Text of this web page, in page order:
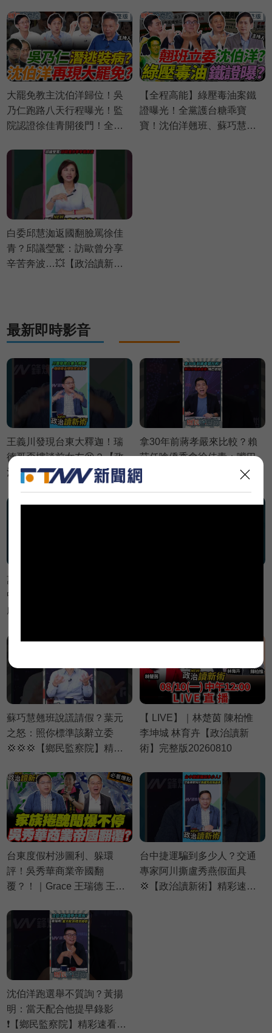
新術】必看爆點⚡20260803
絲嗜血出征｜Grace 王瑞德
王義川 黃瓊慧【政治讀新
術】完整版20260806
大罷免教主沈伯洋歸位！吳
乃仁跑路八天行程曝光！監
院認證徐佳青開後門！全黨
｜謝寒冰 葉元之 羅旺哲 侯漢
廷【鄉民監察院】完整版
20260805
【全程高能】綠壓毒油案鐵
證曝光！全黨護台糖乖寶
寶！沈伯洋翹班、蘇巧慧不
白委邱慧洳返國翻臉罵徐佳
青？邱議瑩驚：訪歐曾分享
辛苦奔波…💥【政治讀新
最新即時影音
王義川發現台東大釋迦！瑞
德哥歪樓談前女友😆？【政
治讀新術】精彩速看
拿30年前蔣孝嚴來比較？賴
苡任嗆僑委會徐佳青：嘴巴
很賤💢💢💢【鄉民監察院】
萬美玲家族建案違法神隱
中？黃瓊慧批：建商想低調
處理💥【政治讀新術】精彩
蘇巧慧翹班說謊請假？葉元
之怒：照你標準該辭立委
💢💢💢【鄉民監察院】精彩
【 LIVE】｜林楚茵 陳柏惟
李坤城 林育卉【政治讀新
術】完整版20260810
台東度假村涉圖利、躲環
評！吳秀華商業帝國翻
覆？！｜Grace 王瑞德 王義
看爆點⚡20260806
台中捷運騙到多少人？交通
專家阿川撕盧秀燕假面具
💢【政治讀新術】精彩速看
沈伯洋跑選舉不質詢？黃揚
明：當天配合他提早錄影
❗【鄉民監察院】精彩速看